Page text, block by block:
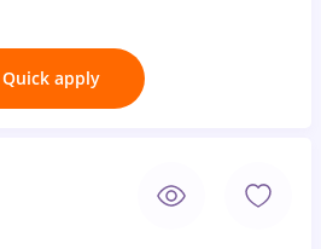
Quick apply